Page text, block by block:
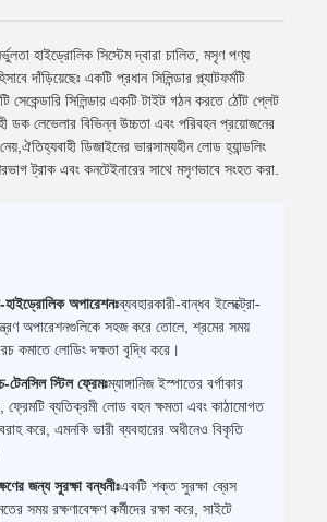
হাইড্রোলিক সিস্টেম দ্বারা চালিত, মসৃণ পণ্য
দাঁড়িয়েছেঃ একটি প্রধান সিলিন্ডার প্ল্যাটফর্মটি
সিলিন্ডার একটি টাইট গঠন করতে ঠোঁট প্লেট
ডক লেভেলার বিভিন্ন উচ্চতা এবং পরিবহন প্রয়োজনের
ডিজাইনের ভারসাম্যহীন লোড হ্যান্ডলিং
ট্রাক এবং কনটেইনারের সাথে মসৃণভাবে সংহত করা.
হাইড্রোলিক অপারেশনঃব্যবহারকারী-বান্ধব ইলেক্ট্রো-
অপারেশনগুলিকে সহজ করে তোলে, শ্রমের সময়
কমাতে লোডিং দক্ষতা বৃদ্ধি করে।
টেনসিল স্টিল ফ্রেমঃম্যাঙ্গানিজ ইস্পাতের বর্গাকার
ফ্রেমটি ব্যতিক্রমী লোড বহন ক্ষমতা এবং কাঠামোগত
করে, এমনকি ভারী ব্যবহারের অধীনেও বিকৃতি
জন্য সুরক্ষা বন্ধনীঃএকটি শক্ত সুরক্ষা ব্রেস
সময় রক্ষণাবেক্ষণ কর্মীদের রক্ষা করে, সাইটে